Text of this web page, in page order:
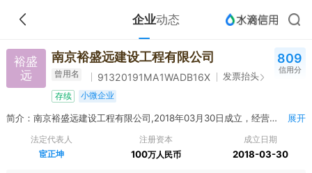
企业动态
裕盛
远
南京裕盛远建设工程有限公司
曾用名 91320191MA1WADB16X 发票抬头
存续 小微企业
809
信用分
简介：南京裕盛远建设工程有限公司,2018年03月30日成立，经营范围包括许可项目：建设工程施工；建设工程设计；施工专业作业；住宅室内装饰装修（依法须经批准的项目，经相关部门批准后方可开展经营活动，具体经营项目以审批结果为准） 一般项目：建筑装饰材料销售；建筑材料销售；轻质建筑材料销售；建筑防水卷材产品销售；室内木门窗安装服务；金属门窗工程施工；家用电器安装服务；家具安装和维修服务；工程管理服务；工业工程设计服务；机械设备销售；建筑工程用机械销售；制冷、空调设备制造；特种设备销售；通用设备修理；机械设备研发；管道运输设备销售；普通机械设备安装服务；五金产品零售；涂装设备销售；塑料制品销售；隔热和隔音材料销售；建筑陶瓷制品销售；水泥制品销售；防火封堵材料销售；五金产品研发；建筑物清洁服务；市政设施管理；地质勘查专用设备销售；电子元器件零售；工业自动控制系统装置销售；配电开关控制设备研发；建设工程消防验收现场评定技术服务；消防器材销售；消防技术服务；金属工具销售；安防设备销售；金属制品销售；安全系统监控服务；电子、机械设备维护（不含特种设备）；电子测量仪器销售；安全技术防范系统设计施工服务；技术服务、技术开发、技术咨询、技术交流、技术转让、技术推广（除依法须经批准的项目外，凭营业执照依法自主开展经营活动） 展开
法定代表人
宦正坤
注册资本
100万人民币
成立日期
2018-03-30